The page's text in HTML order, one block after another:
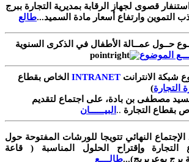
قصوى لجهاز الرقابة بمديرية التجارة ببرج
التموين وارتفاع أسعار مادة السميد...طالع
حــول عمــالة الأطفال في الذكرى السنوية
الموضوع
شبكة الانترانت INTRANET الخاص بقطاع
التجارة)
مصطفى بن بادة، على اجتماع لتقديم
بقطاع التجارة .. البيــــــان
الإجتماع النهائي تتويجا للورشات المفتوحة حول
وإقتراح الحلول المناسبة ( قاعة
برج بوعريريج)...طالــــع